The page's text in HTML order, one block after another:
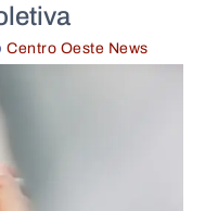
Centro Oeste News